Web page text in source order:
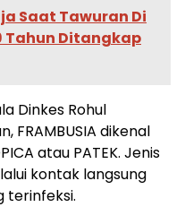
Saat Tawuran Di
Tahun Ditangkap
Dinkes Rohul
FRAMBUSIA dikenal
atau PATEK. Jenis
kontak langsung
terinfeksi.